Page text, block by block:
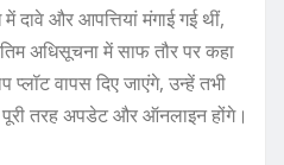
दावे और आपत्तियां मंगाई गई थीं,
अधिसूचना में साफ तौर पर कहा
प्लॉट वापस दिए जाएंगे, उन्हें तभी
तरह अपडेट और ऑनलाइन होंगे।